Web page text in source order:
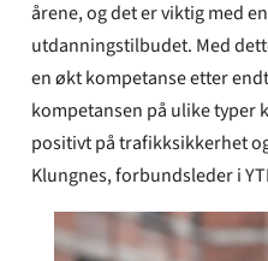
årene, og det er viktig med
utdanningstilbudet. Med
en økt kompetanse etter
kompetansen på ulike typer
positivt på trafikksikkerhet
Klungnes, forbundsleder i